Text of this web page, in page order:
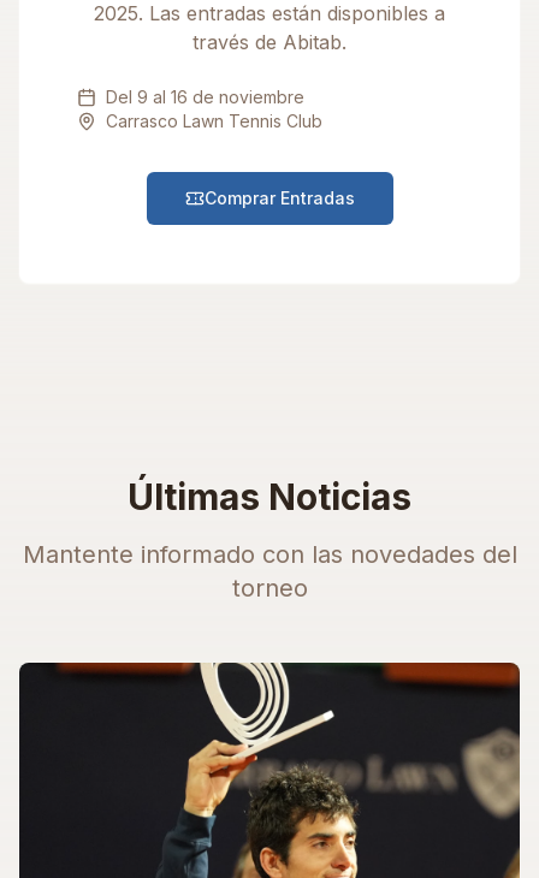
2025. Las entradas están disponibles a
través de Abitab.
Del 9 al 16 de noviembre
Carrasco Lawn Tennis Club
Comprar Entradas
Últimas Noticias
Mantente informado con las novedades del
torneo